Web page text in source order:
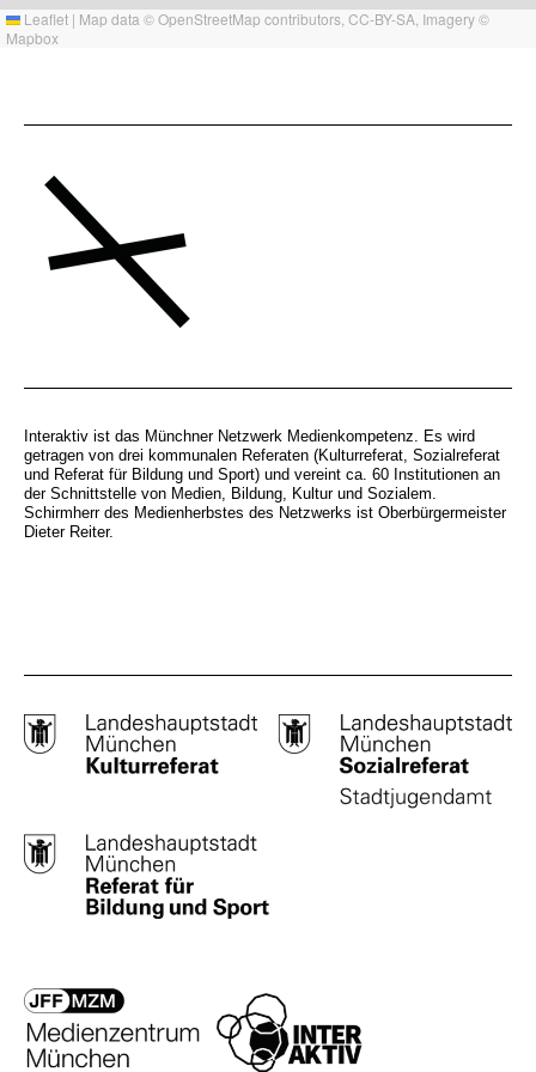
Leaflet | Map data ©OpenStreetMap contributors, CC-BY-SA , Imagery ©
Mapbox
Interaktiv ist das Münchner Netzwerk Medienkompetenz. Es wird
getragen von drei kommunalen Referaten (Kulturreferat, Sozialreferat
und Referat für Bildung und Sport) und vereint ca. 60 Institutionen an
der Schnittstelle von Medien, Bildung, Kultur und Sozialem.
Schirmherr des Medienherbstes des Netzwerks ist Oberbürgermeister
Dieter Reiter.